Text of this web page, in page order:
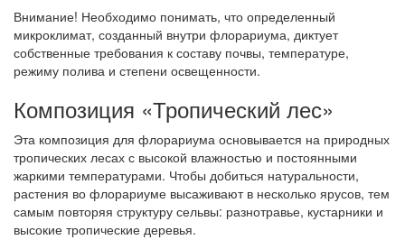
Внимание! Необходимо понимать, что определенный
микроклимат, созданный внутри флорариума, диктует
собственные требования к составу почвы, температуре,
режиму полива и степени освещенности.
Композиция «Тропический лес»
Эта композиция для флорариума основывается на природных
тропических лесах с высокой влажностью и постоянными
жаркими температурами. Чтобы добиться натуральности,
растения во флорариуме высаживают в несколько ярусов, тем
самым повторяя структуру сельвы: разнотравье, кустарники и
высокие тропические деревья.